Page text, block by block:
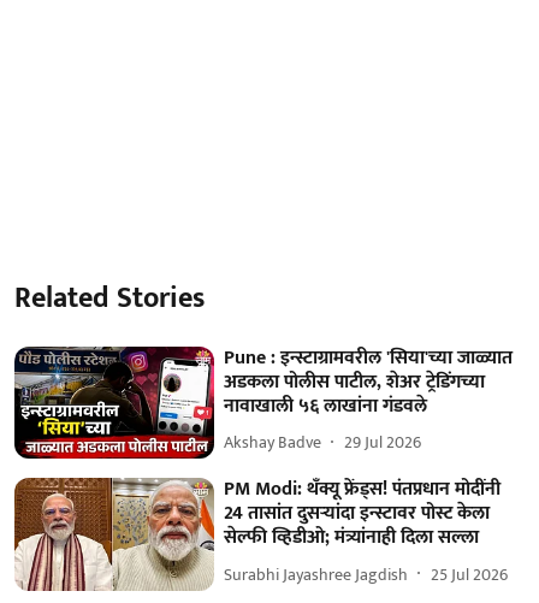
Related Stories
Pune : इन्स्टाग्रामवरील 'सिया'च्या जाळ्यात
अडकला पोलीस पाटील, शेअर ट्रेडिंगच्या
नावाखाली ५६ लाखांना गंडवले
Akshay Badve 29 Jul 2026
PM Modi: थँक्यू फ्रेंड्स! पंतप्रधान मोदींनी
24 तासांत दुसऱ्यांदा इन्स्टावर पोस्ट केला
सेल्फी व्हिडीओ; मंत्र्यांनाही दिला सल्ला
Surabhi Jayashree Jagdish 25 Jul 2026